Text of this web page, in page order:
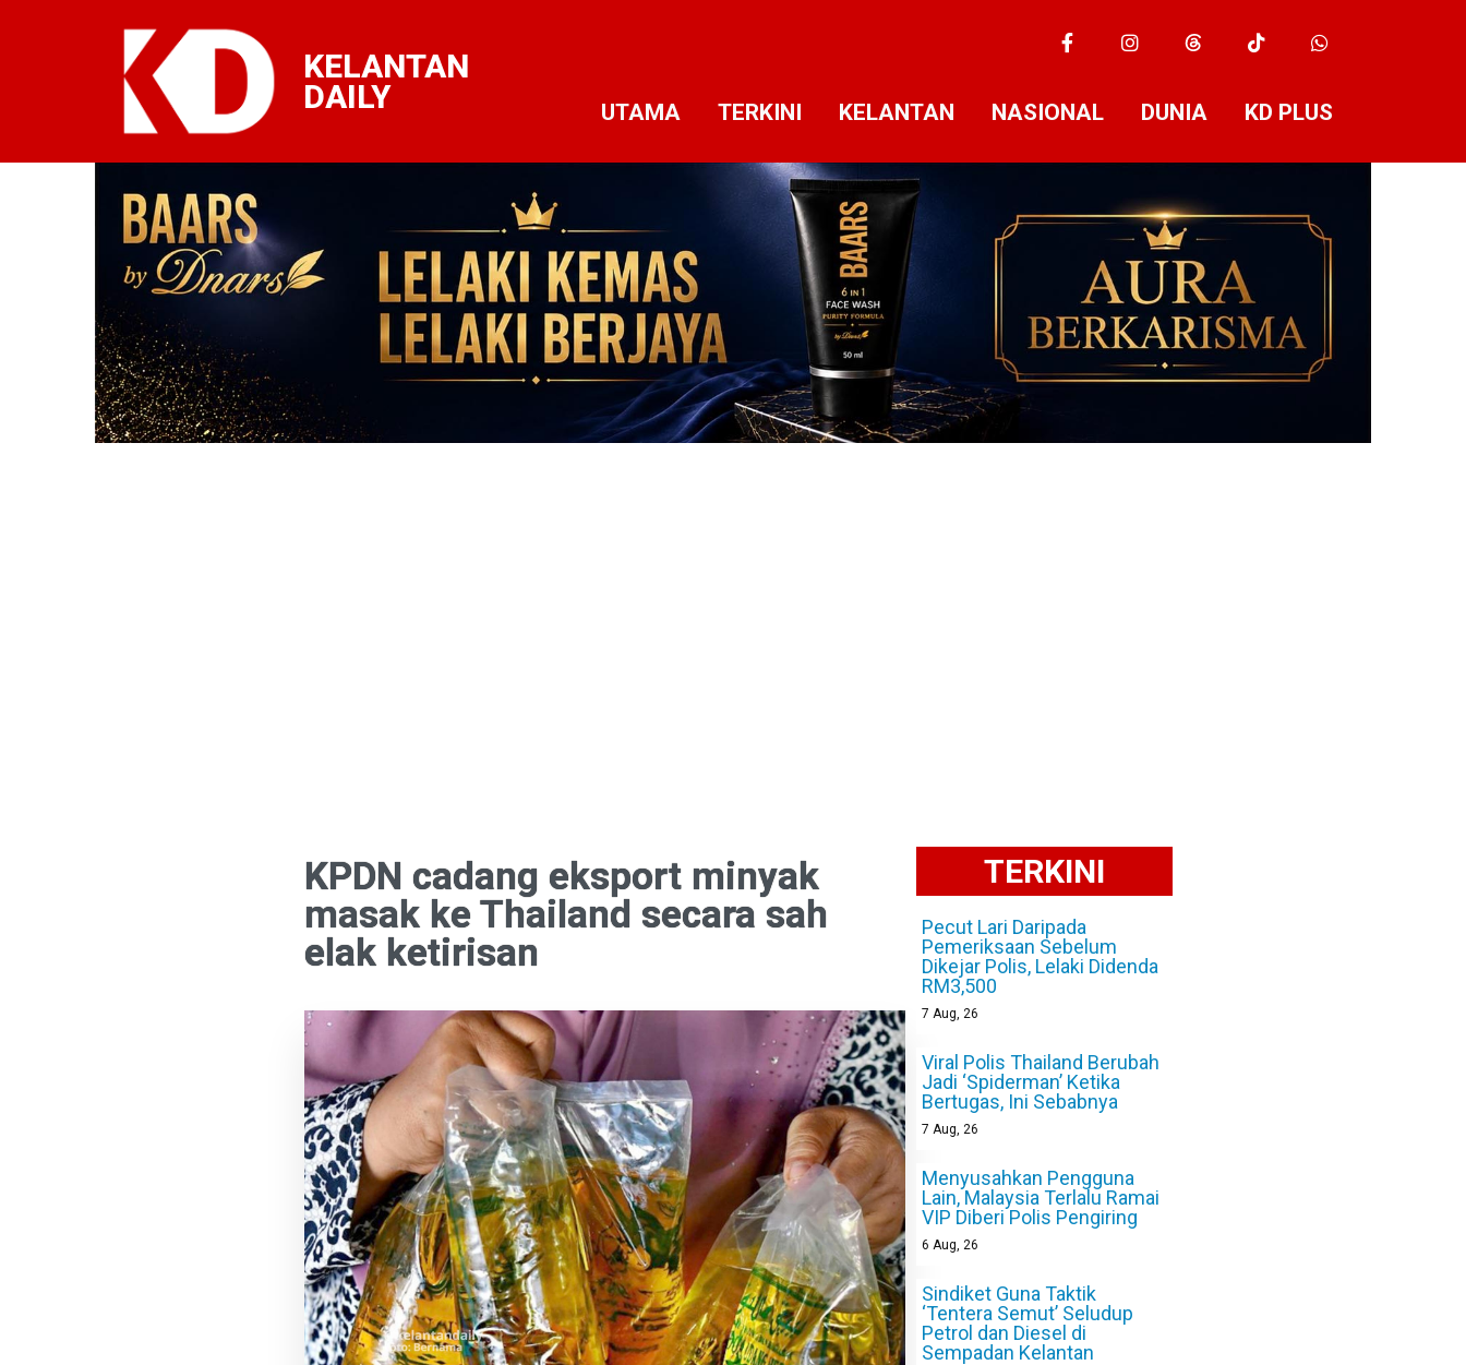
KELANTAN
DAILY
UTAMA TERKINI KELANTAN NASIONAL DUNIA KD PLUS
KPDN cadang eksport minyak
masak ke Thailand secara sah
elak ketirisan
TERKINI
Pecut Lari Daripada
Pemeriksaan Sebelum
Dikejar Polis, Lelaki Didenda
RM3,500
7 Aug, 26
Viral Polis Thailand Berubah
Jadi ‘Spiderman’ Ketika
Bertugas, Ini Sebabnya
7 Aug, 26
Menyusahkan Pengguna
Lain, Malaysia Terlalu Ramai
VIP Diberi Polis Pengiring
6 Aug, 26
Sindiket Guna Taktik
‘Tentera Semut’ Seludup
Petrol dan Diesel di
Sempadan Kelantan